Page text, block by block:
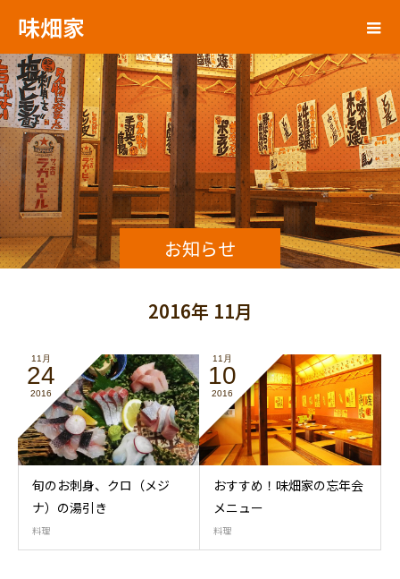
味畑家
お知らせ
2016年 11月
11月
24
2016
旬のお刺身、クロ（メジ
ナ）の湯引き
料理
11月
10
2016
おすすめ！味畑家の忘年会
メニュー
料理